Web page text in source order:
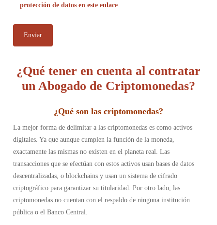
protección de datos en este enlace
¿Qué tener en cuenta al contratar
un Abogado de Criptomonedas?
¿Qué son las criptomonedas?
La mejor forma de delimitar a las criptomonedas es como activos
digitales. Ya que aunque cumplen la función de la moneda,
exactamente las mismas no existen en el planeta real. Las
transacciones que se efectúan con estos activos usan bases de datos
descentralizadas, o blockchains y usan un sistema de cifrado
criptográfico para garantizar su titularidad. Por otro lado, las
criptomonedas no cuentan con el respaldo de ninguna institución
pública o el Banco Central.